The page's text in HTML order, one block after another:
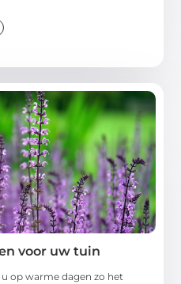
voor uw tuin
op warme dagen zo het